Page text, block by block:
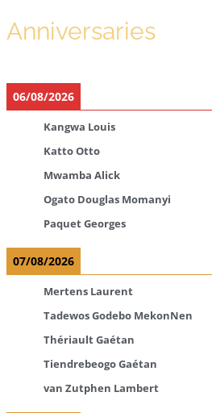
Anniversaries
06/08/2026
Kangwa Louis
Katto Otto
Mwamba Alick
Ogato Douglas Momanyi
Paquet Georges
07/08/2026
Mertens Laurent
Tadewos Godebo MekonNen
Thériault Gaétan
Tiendrebeogo Gaétan
van Zutphen Lambert